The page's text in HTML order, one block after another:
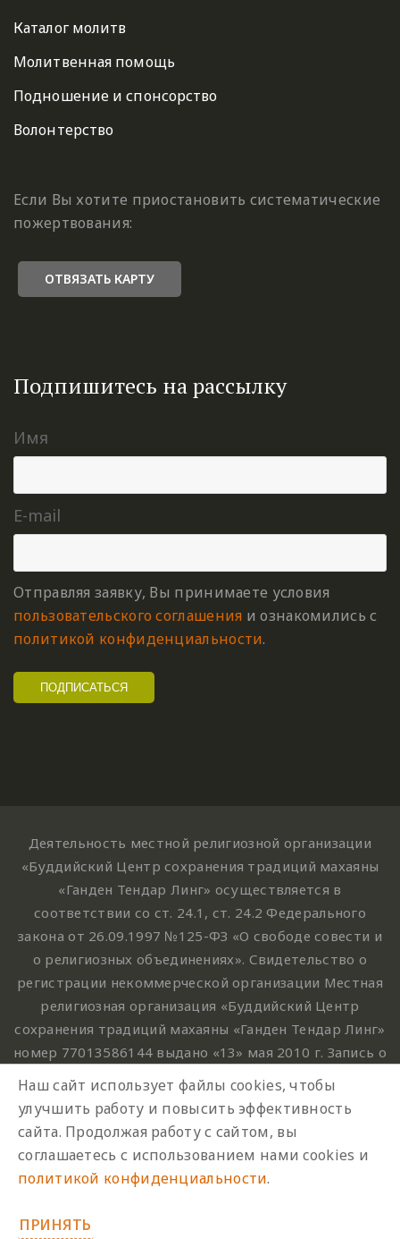
Каталог молитв
Молитвенная помощь
Подношение и спонсорство
Волонтерство
Если Вы хотите приостановить систематические
пожертвования:
ОТВЯЗАТЬ КАРТУ
Подпишитесь на рассылку
Имя
E-mail
Отправляя заявку, Вы принимаете условия
пользовательского соглашения и ознакомились с
политикой конфиденциальности.
Деятельность местной религиозной организации
«Буддийский Центр сохранения традиций махаяны
«Ганден Тендар Линг» осуществляется в
соответствии со ст. 24.1, ст. 24.2 Федерального
закона от 26.09.1997 №125-ФЗ «О свободе совести и
о религиозных объединениях». Свидетельство о
регистрации некоммерческой организации Местная
религиозная организация «Буддийский Центр
сохранения традиций махаяны «Ганден Тендар Линг»
номер 77013586144 выдано «13» мая 2010 г. Запись о
некоммерческой организации внесена в ЕГРЮЛ «13»
марта 2010 г. за основным государственным
регистрационным номером 1107799015708.
Ганден Тендар Линг © 2020 Все права защищены
Наш адрес : г. Москва, Нахимовский проспект, 32.
Этаж 10, каб.1023,
Наш сайт использует файлы cookies, чтобы
улучшить работу и повысить эффективность
сайта. Продолжая работу с сайтом, вы
соглашаетесь с использованием нами cookies и
политикой конфиденциальности.
ПРИНЯТЬ